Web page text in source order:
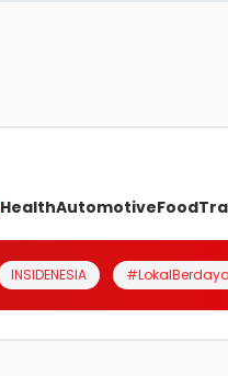
HealthAutomotiveFood
INSIDENESIA #LokalBerdaya